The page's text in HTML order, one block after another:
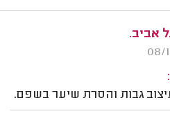
אביב.
גבות והסרת שיער בשפם.